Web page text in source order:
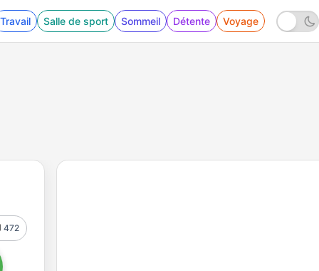
Travail Salle de sport Sommeil Détente Voyage
472